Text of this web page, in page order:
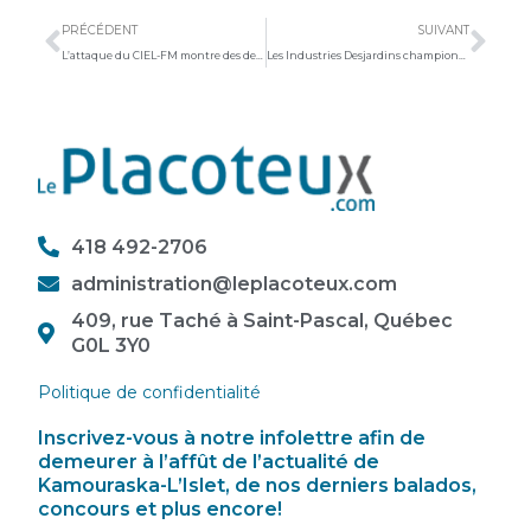
PRÉCÉDENT
L’attaque du CIEL-FM montre des dents face aux Industries Desjardins
SUIVANT
418 492-2706
administration@leplacoteux.com
409, rue Taché à Saint-Pascal, Québec
G0L 3Y0
Politique de confidentialité
Inscrivez-vous à notre infolettre afin de
demeurer à l’affût de l’actualité de
Kamouraska-L’Islet, de nos derniers balados,
concours et plus encore!